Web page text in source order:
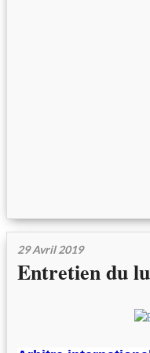
29 Avril 2019
Entretien du